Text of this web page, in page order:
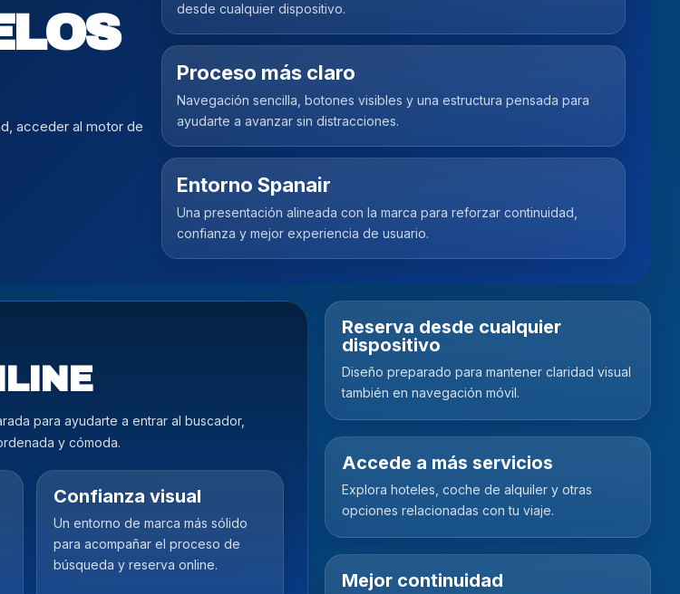
acceder al motor de
desde cualquier dispositivo.
Proceso más claro
Navegación sencilla, botones visibles y una estructura pensada para
ayudarte a avanzar sin distracciones.
Entorno Spanair
Una presentación alineada con la marca para reforzar continuidad,
confianza y mejor experiencia de usuario.
para ayudarte a entrar al buscador,
y cómoda.
Confianza visual
Un entorno de marca más sólido
para acompañar el proceso de
búsqueda y reserva online.
Reserva desde cualquier
dispositivo
Diseño preparado para mantener claridad visual
también en navegación móvil.
Accede a más servicios
Explora hoteles, coche de alquiler y otras
opciones relacionadas con tu viaje.
Mejor continuidad